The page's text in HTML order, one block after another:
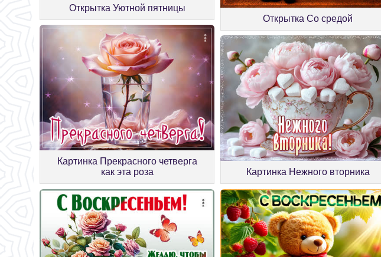
Открытка Уютной пятницы
Открытка Со средой
Картинка Прекрасного четверга
как эта роза
Картинка Нежного вторника